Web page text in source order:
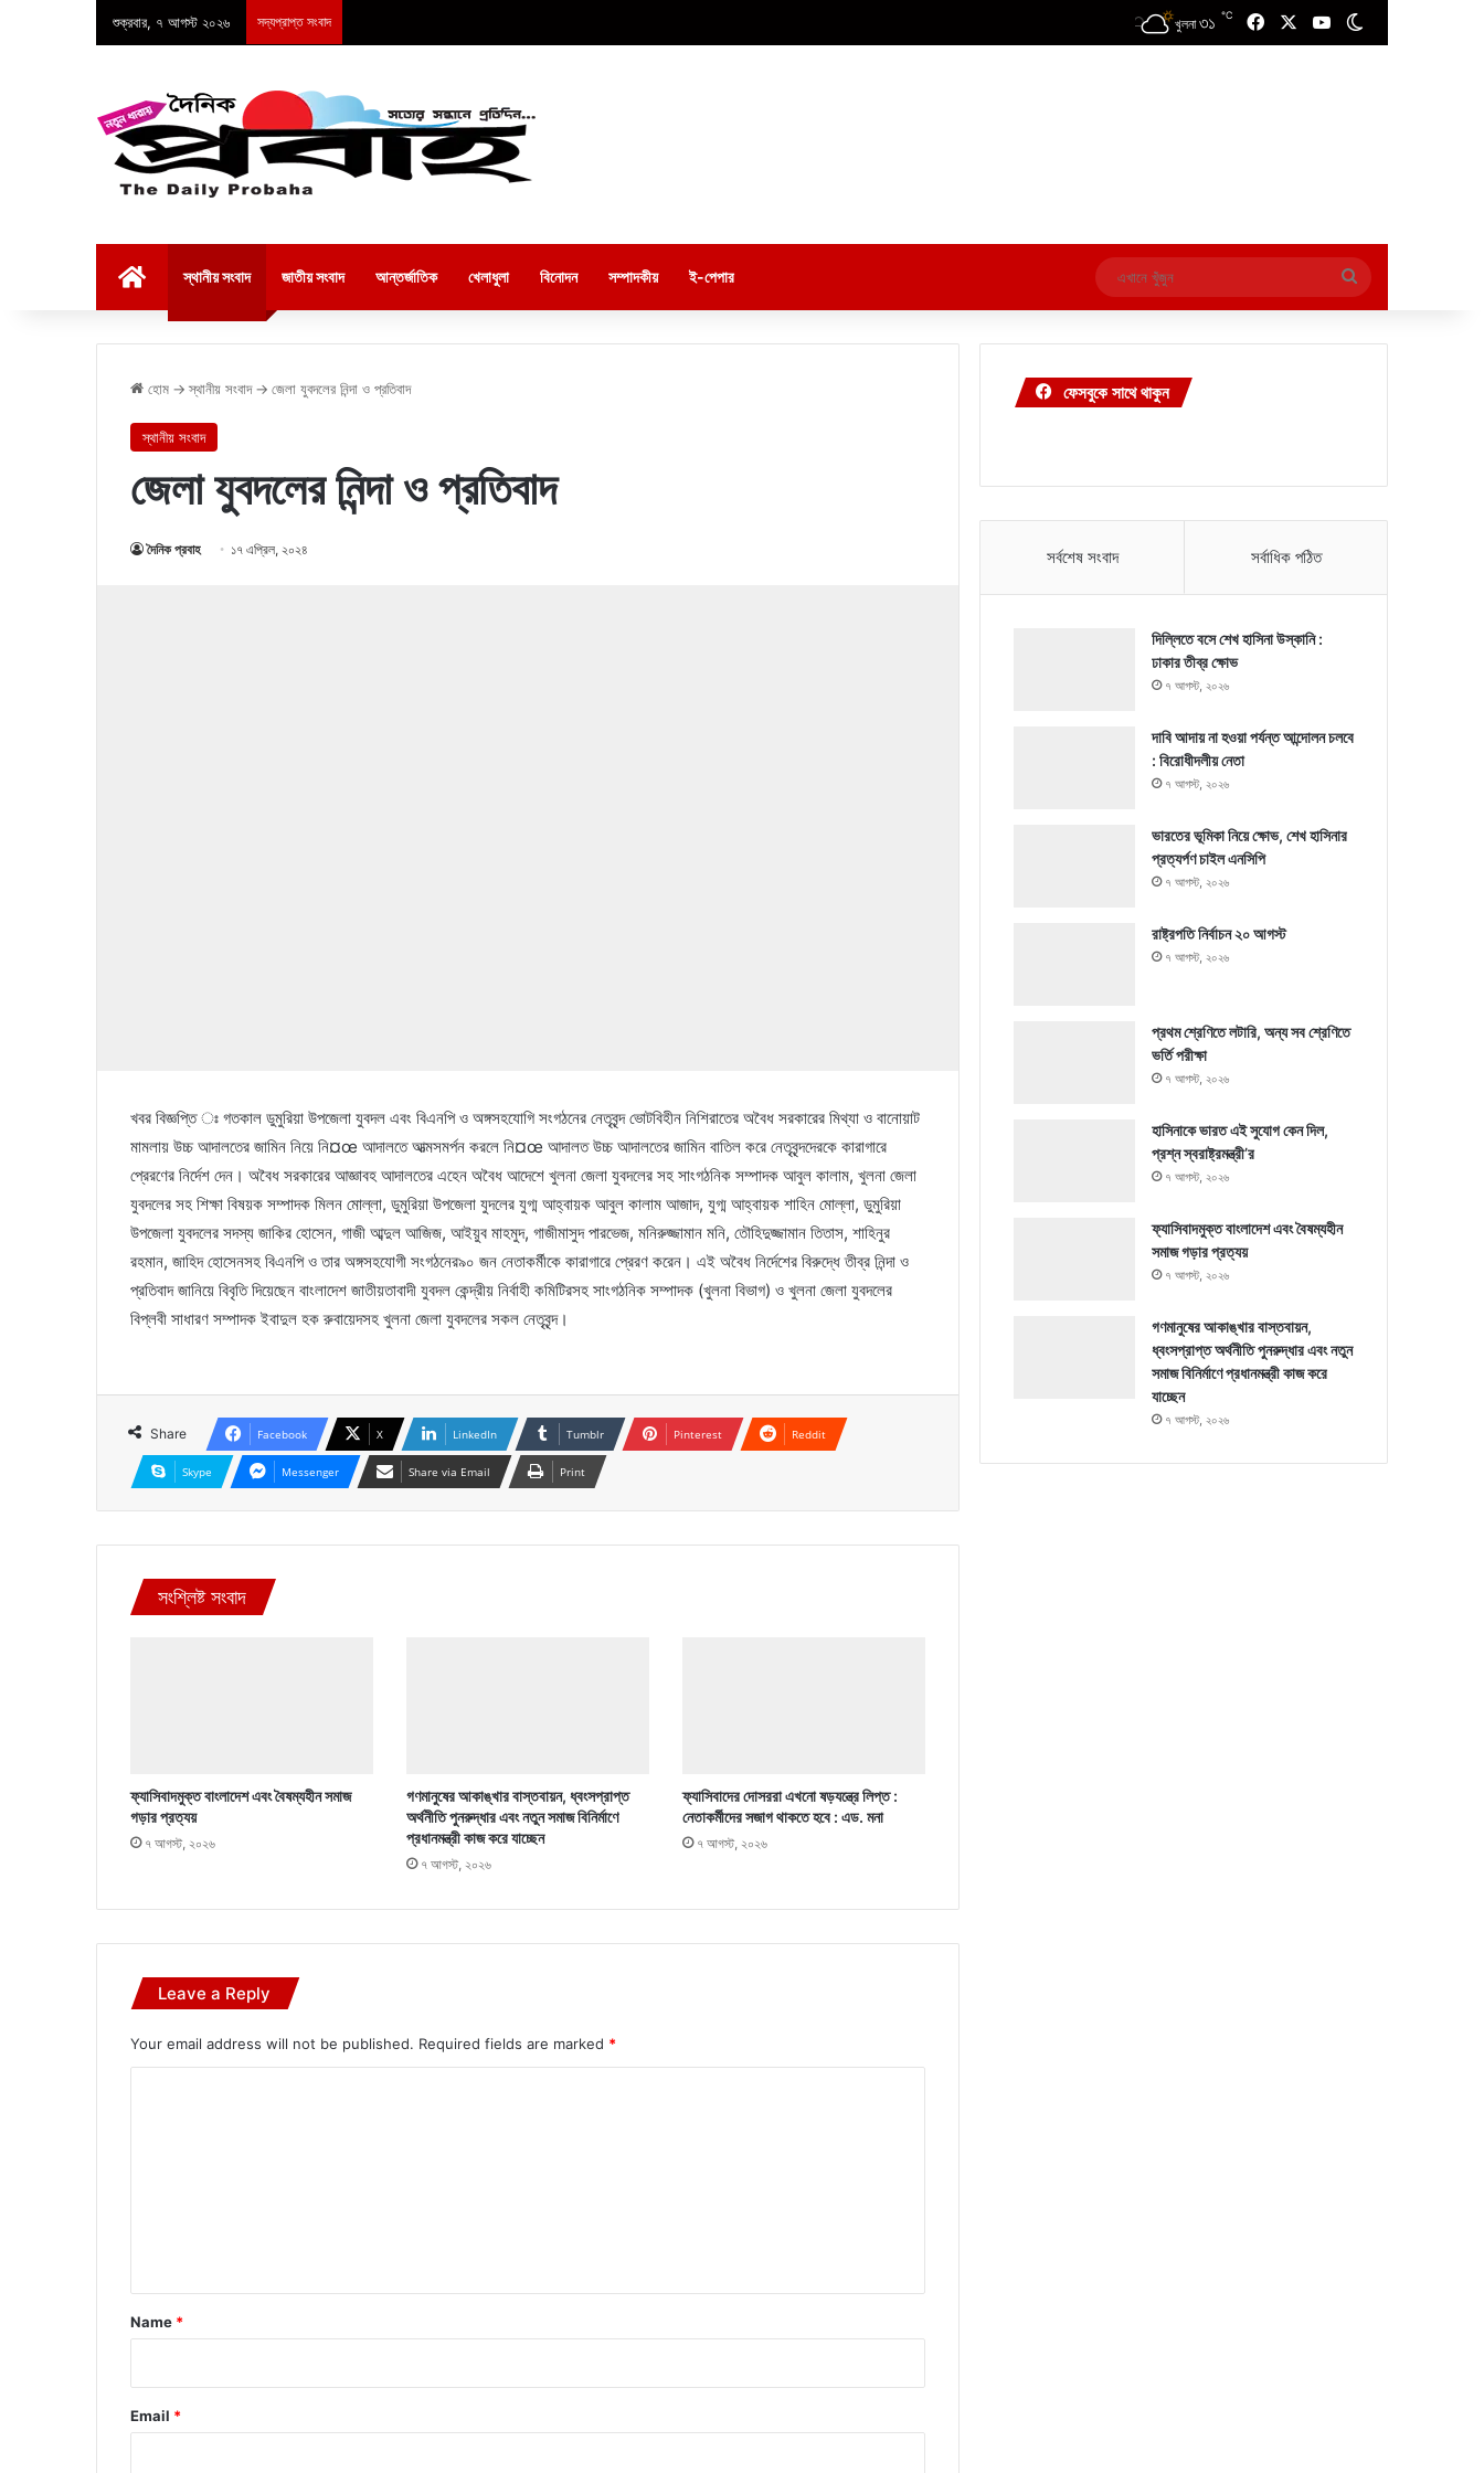
শুক্রবার, ৭ আগস্ট ২০২৬ সদ্যপ্রাপ্ত সংবাদ খুলনা ৩১ ℃ FacebookYouTube
স্থানীয় সংবাদ জাতীয় সংবাদ আন্তর্জাতিক খেলাধুলা বিনোদন সম্পাদকীয় ই-পেপার
এখানে
খুঁজুন
হোম → স্থানীয় সংবাদ → জেলা যুবদলের নিন্দা ও প্রতিবাদ
স্থানীয় সংবাদ
জেলা যুবদলের নিন্দা ও প্রতিবাদ
দৈনিক প্রবাহ ১৭ এপ্রিল, ২০২৪
খবর বিজ্ঞপ্তি ঃ গতকাল ডুমুরিয়া উপজেলা যুবদল এবং বিএনপি ও অঙ্গসহযোগি সংগঠনের নেতৃবৃন্দ ভোটবিহীন নিশিরাতের অবৈধ সরকারের মিথ্যা ও বানোয়াট
মামলায় উচ্চ আদালতের জামিন নিয়ে নি¤œ আদালতে আত্মসমর্পন করলে নি¤œ আদালত উচ্চ আদালতের জামিন বাতিল করে নেতৃবৃন্দদেরকে কারাগারে
প্রেরণের নির্দেশ দেন। অবৈধ সরকারের আজ্ঞাবহ আদালতের এহেন অবৈধ আদেশে খুলনা জেলা যুবদলের সহ সাংগঠনিক সম্পাদক আবুল কালাম, খুলনা জেলা
যুবদলের সহ শিক্ষা বিষয়ক সম্পাদক মিলন মোল্লা, ডুমুরিয়া উপজেলা যুদলের যুগ্ম আহ্বায়ক আবুল কালাম আজাদ, যুগ্ম আহ্বায়ক শাহিন মোল্লা, ডুমুরিয়া
উপজেলা যুবদলের সদস্য জাকির হোসেন, গাজী আব্দুল আজিজ, আইয়ুব মাহমুদ, গাজীমাসুদ পারভেজ, মনিরুজ্জামান মনি, তৌহিদুজ্জামান তিতাস, শাহিনুর
রহমান, জাহিদ হোসেনসহ বিএনপি ও তার অঙ্গসহযোগী সংগঠনের৯০ জন নেতাকর্মীকে কারাগারে প্রেরণ করেন। এই অবৈধ নির্দেশের বিরুদ্ধে তীব্র নিন্দা ও
প্রতিবাদ জানিয়ে বিবৃতি দিয়েছেন বাংলাদেশ জাতীয়তাবাদী যুবদল কেন্দ্রীয় নির্বাহী কমিটিরসহ সাংগঠনিক সম্পাদক (খুলনা বিভাগ) ও খুলনা জেলা যুবদলের
বিপ্লবী সাধারণ সম্পাদক ইবাদুল হক রুবায়েদসহ খুলনা জেলা যুবদলের সকল নেতৃবৃন্দ।
Share Facebook X LinkedIn Tumblr Pinterest Reddit
Skype Messenger Share via Email Print
সংশ্লিষ্ট সংবাদ
ফ্যাসিবাদমুক্ত বাংলাদেশ এবং বৈষম্যহীন সমাজ
গড়ার প্রত্যয়
৭ আগস্ট, ২০২৬
গণমানুষের আকাঙ্খার বাস্তবায়ন, ধ্বংসপ্রাপ্ত
অর্থনীতি পুনরুদ্ধার এবং নতুন সমাজ বিনির্মাণে
প্রধানমন্ত্রী কাজ করে যাচ্ছেন
৭ আগস্ট, ২০২৬
ফ্যাসিবাদের দোসররা এখনো ষড়যন্ত্রে লিপ্ত :
নেতাকর্মীদের সজাগ থাকতে হবে : এড. মনা
৭ আগস্ট, ২০২৬
Leave a Reply
Your email address will not be published. Required fields are marked *
*
Name *
Email *
ফেসবুকে সাথে থাকুন
সর্বশেষ সংবাদ সর্বাধিক পঠিত
দিল্লিতে বসে শেখ হাসিনা উস্কানি :
ঢাকার তীব্র ক্ষোভ
৭ আগস্ট, ২০২৬
দাবি আদায় না হওয়া পর্যন্ত আন্দোলন চলবে
: বিরোধীদলীয় নেতা
৭ আগস্ট, ২০২৬
ভারতের ভূমিকা নিয়ে ক্ষোভ, শেখ হাসিনার
প্রত্যর্পণ চাইল এনসিপি
৭ আগস্ট, ২০২৬
রাষ্ট্রপতি নির্বাচন ২০ আগস্ট
৭ আগস্ট, ২০২৬
প্রথম শ্রেণিতে লটারি, অন্য সব শ্রেণিতে
ভর্তি পরীক্ষা
৭ আগস্ট, ২০২৬
হাসিনাকে ভারত এই সুযোগ কেন দিল,
প্রশ্ন স্বরাষ্ট্রমন্ত্রী’র
৭ আগস্ট, ২০২৬
ফ্যাসিবাদমুক্ত বাংলাদেশ এবং বৈষম্যহীন
সমাজ গড়ার প্রত্যয়
৭ আগস্ট, ২০২৬
গণমানুষের আকাঙ্খার বাস্তবায়ন,
ধ্বংসপ্রাপ্ত অর্থনীতি পুনরুদ্ধার এবং নতুন
সমাজ বিনির্মাণে প্রধানমন্ত্রী কাজ করে
যাচ্ছেন
৭ আগস্ট, ২০২৬